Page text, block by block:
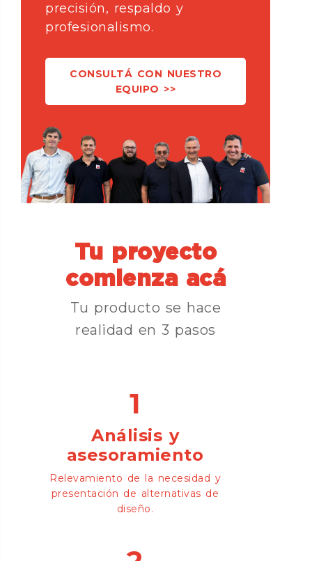
precisión, respaldo y
profesionalismo.
CONSULTÁ CON NUESTRO
EQUIPO >>
Tu proyecto
comienza acá
Tu producto se hace
realidad en 3 pasos
1
Análisis y
asesoramiento
Relevamiento de la necesidad y
presentación de alternativas de
diseño.